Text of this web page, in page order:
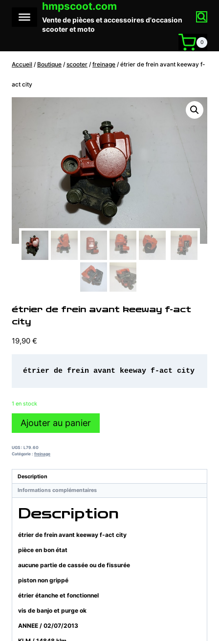
contenu
hmpscoot.com
Vente de pièces et accessoires d'occasion
scooter et moto
0
Accueil / Boutique / scooter / freinage / étrier de frein avant keeway f-
act city
étrier de frein avant keeway f-act
city
19,90 €
étrier de frein avant keeway f-act city
1 en stock
quantité
de
frein
keeway
f-
act
Ajouter au panier
UGS : L79.60
Catégorie : freinage
Description
Informations complémentaires
Description
étrier de frein avant keeway f-act city
pièce en bon état
aucune partie de cassée ou de fissurée
piston non grippé
étrier étanche et fonctionnel
vis de banjo et purge ok
ANNEE / 02/07/2013